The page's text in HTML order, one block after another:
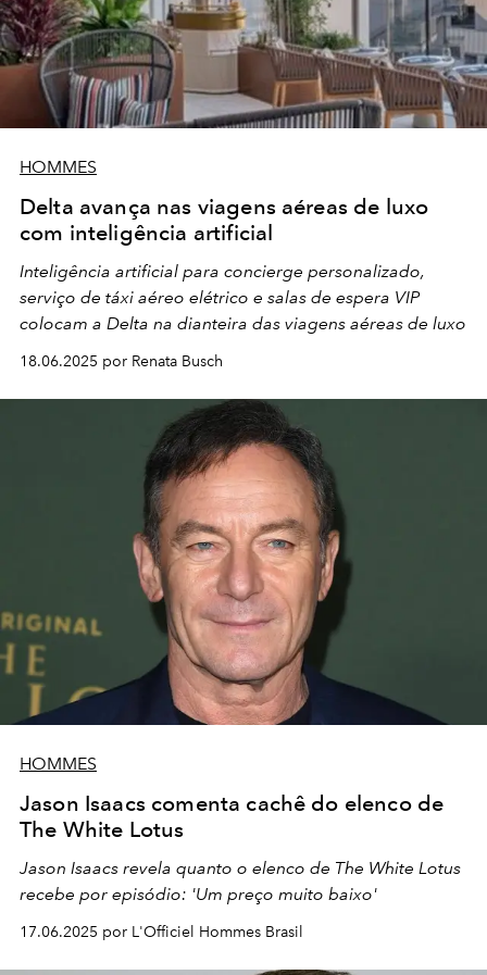
HOMMES
Delta avança nas viagens aéreas de luxo
com inteligência artificial
Inteligência artificial para concierge personalizado,
serviço de táxi aéreo elétrico e salas de espera VIP
colocam a Delta na dianteira das viagens aéreas de luxo
18.06.2025 por Renata Busch
HOMMES
Jason Isaacs comenta cachê do elenco de
The White Lotus
Jason Isaacs revela quanto o elenco de The White Lotus
recebe por episódio: 'Um preço muito baixo'
17.06.2025 por L'Officiel Hommes Brasil